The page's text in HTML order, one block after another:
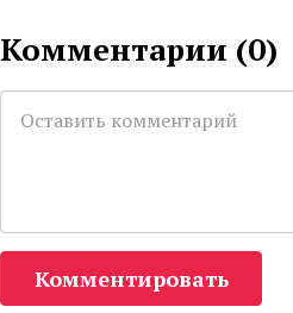
Комментарии (0)
Комментировать